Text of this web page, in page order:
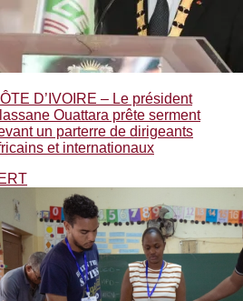
D’IVOIRE – Le président
Ouattara prête serment
un parterre de dirigeants
et internationaux